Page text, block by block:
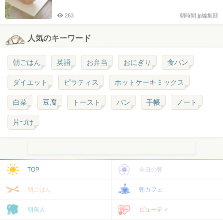
朝時間.jp編集部
263
人気のキーワード
朝ごはん 英語 お弁当 おにぎり 食パン
ダイエット ピラティス ホットケーキミックス
白菜 豆腐 トースト パン 手帳 ノート
片づけ
TOP 今日の朝
朝ごはん 朝カフェ
朝美人 ビューティ